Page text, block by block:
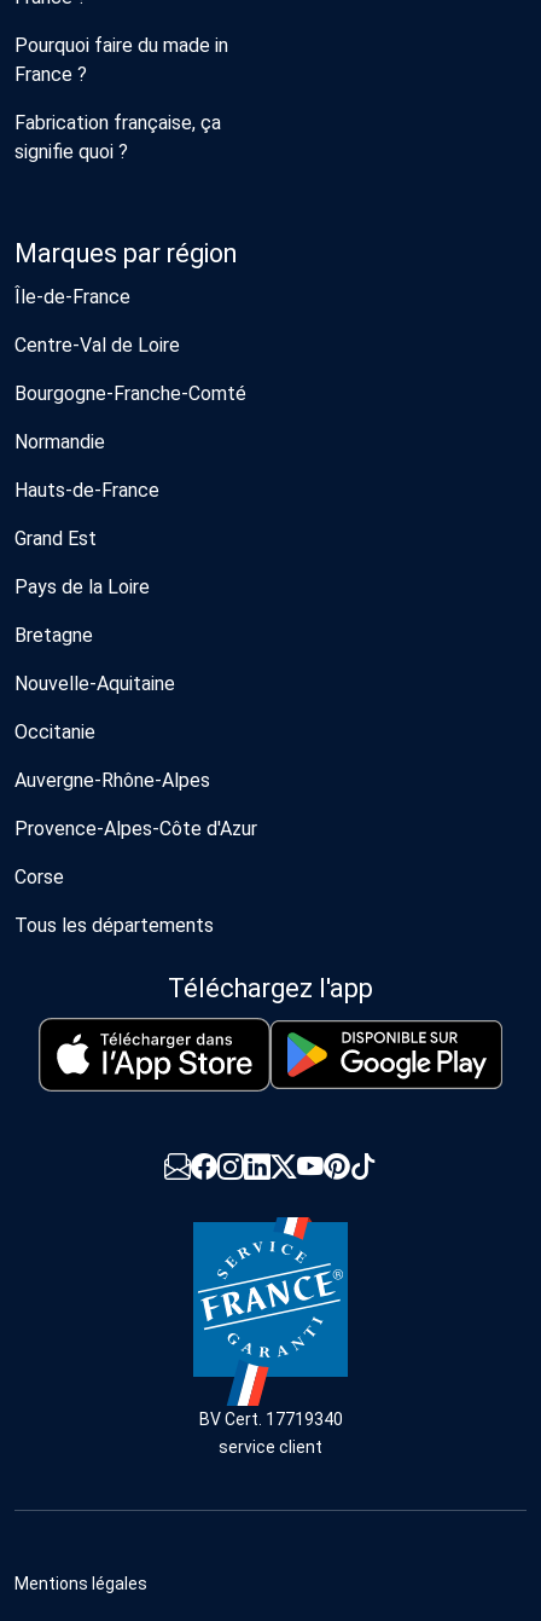
Pourquoi faire du made in
France ?
Fabrication française, ça
signifie quoi ?
Marques par région
Île-de-France
Centre-Val de Loire
Bourgogne-Franche-Comté
Normandie
Hauts-de-France
Grand Est
Pays de la Loire
Bretagne
Nouvelle-Aquitaine
Occitanie
Auvergne-Rhône-Alpes
Provence-Alpes-Côte d'Azur
Corse
Tous les départements
Téléchargez l'app
BV Cert. 17719340
service client
Mentions légales